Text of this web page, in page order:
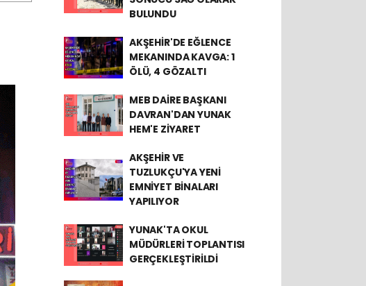
BULUNDU
AKŞEHİR'DE EĞLENCE
MEKANINDA KAVGA: 1
ÖLÜ, 4 GÖZALTI
MEB DAİRE BAŞKANI
DAVRAN'DAN YUNAK
HEM'E ZİYARET
AKŞEHİR VE
TUZLUKÇU'YA YENİ
EMNİYET BİNALARI
YAPILIYOR
YUNAK'TA OKUL
MÜDÜRLERİ TOPLANTISI
GERÇEKLEŞTİRİLDİ